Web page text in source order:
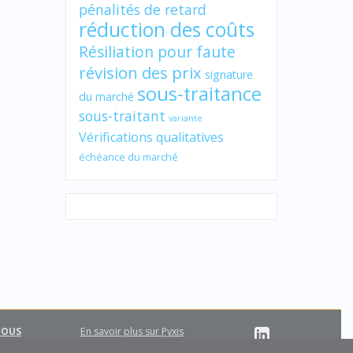
pénalités de retard
réduction des coûts
Résiliation pour faute
révision des prix signature
du marché sous-traitance
sous-traitant variante
Vérifications qualitatives
échéance du marché
En savoir plus sur Pyxis